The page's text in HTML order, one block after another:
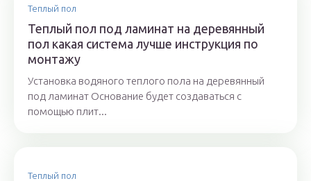
Теплый пол
Теплый пол под ламинат на деревянный
пол какая система лучше инструкция по
монтажу
Установка водяного теплого пола на деревянный
под ламинат Основание будет создаваться с
помощью плит...
Теплый пол